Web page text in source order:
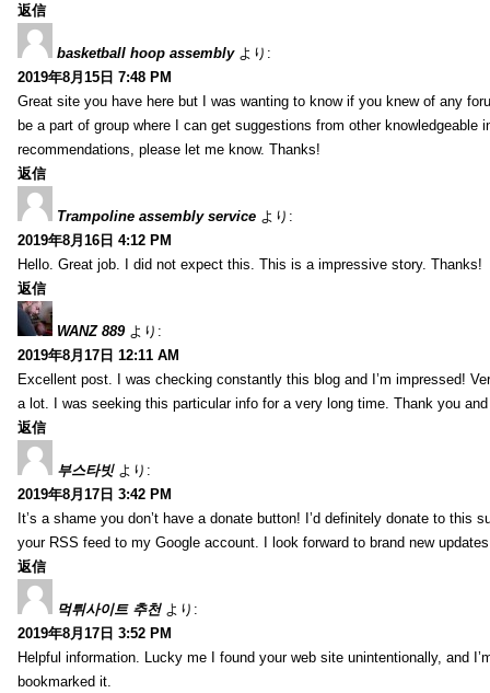
返信
basketball hoop assembly より:
2019年8月15日 7:48 PM
Great site you have here but I was wanting to know if you knew of any
be a part of group where I can get suggestions from other
recommendations, please let me know. Thanks!
返信
Trampoline assembly service より:
2019年8月16日 4:12 PM
Hello. Great job. I did not expect this. This is a impressive story. Thanks!
返信
WANZ 889 より:
2019年8月17日 12:11 AM
Excellent post. I was checking constantly this blog and I’m impressed!
a lot. I was seeking this particular info for a very long time. Thank you
返信
부스타빗 より:
2019年8月17日 3:42 PM
It’s a shame you don’t have a donate button! I’d definitely donate to this
your RSS feed to my Google account. I look forward to brand new
返信
먹튀사이트 추천 より:
2019年8月17日 3:52 PM
Helpful information. Lucky me I found your web site unintentionally, and
bookmarked it.